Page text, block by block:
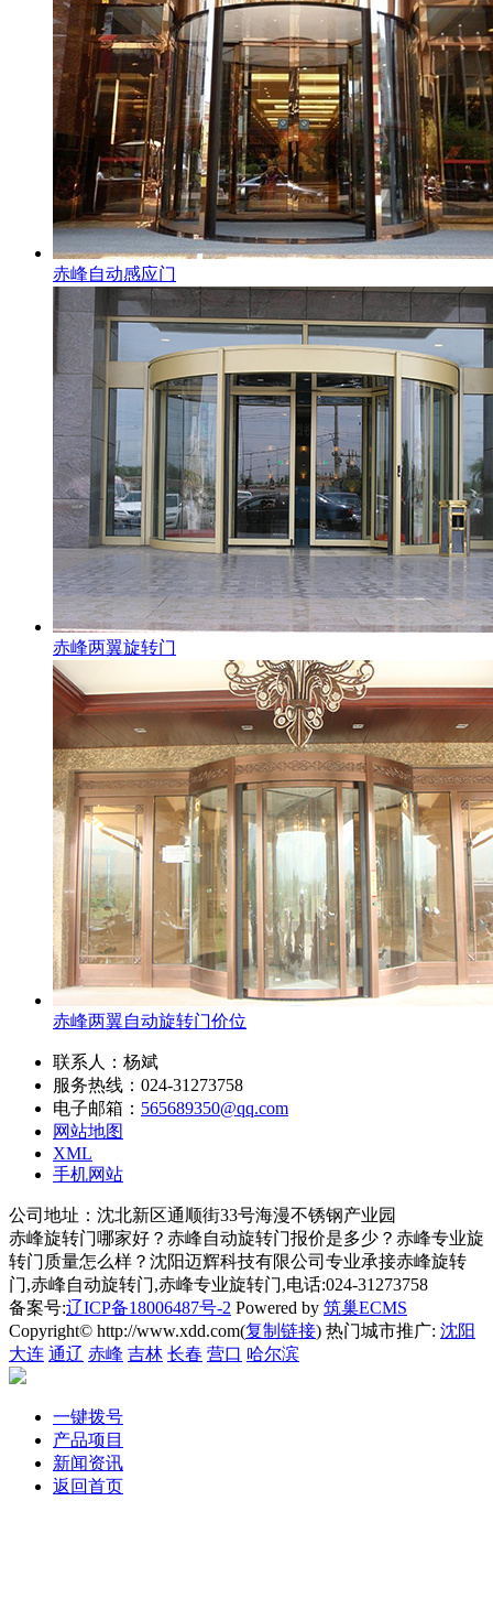
赤峰自动感应门
赤峰两翼旋转门
赤峰两翼自动旋转门价位
联系人：杨斌
服务热线：024-31273758
电子邮箱： 565689350@qq.com
网站地图
XML
手机网站
公司地址：沈北新区通顺街33号海漫不锈钢产业园
赤峰旋转门哪家好？赤峰自动旋转门报价是多少？赤峰专业旋
转门质量怎么样？沈阳迈辉科技有限公司专业承接赤峰旋转
门,赤峰自动旋转门,赤峰专业旋转门,电话:024-31273758
备案号:辽ICP备18006487号-2 Powered by 筑巢ECMS
Copyright© http://www.xdd.com(复制链接) 热门城市推广: 沈阳
大连 通辽 赤峰 吉林 长春 营口 哈尔滨
一键拨号
产品项目
新闻资讯
返回首页